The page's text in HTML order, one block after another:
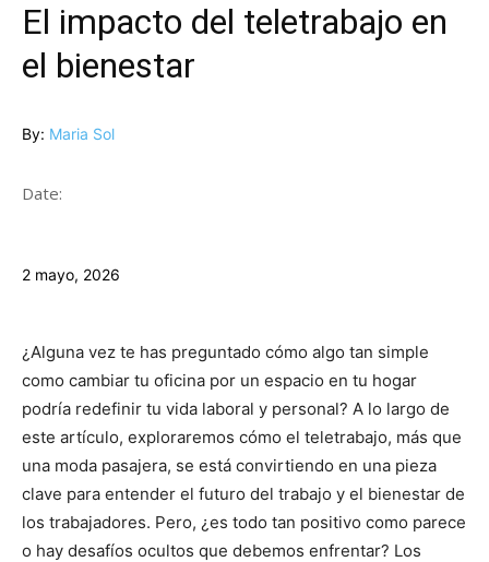
El impacto del teletrabajo en
el bienestar
By: Maria Sol
Date:
2 mayo, 2026
¿Alguna vez te has preguntado cómo algo tan simple
como cambiar tu oficina por un espacio en tu hogar
podría redefinir tu vida laboral y personal? A lo largo de
este artículo, exploraremos cómo el teletrabajo, más que
una moda pasajera, se está convirtiendo en una pieza
clave para entender el futuro del trabajo y el bienestar de
los trabajadores. Pero, ¿es todo tan positivo como parece
o hay desafíos ocultos que debemos enfrentar? Los